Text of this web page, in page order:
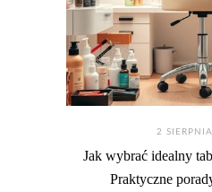
2
Jak wybrać idealny
Praktyczne